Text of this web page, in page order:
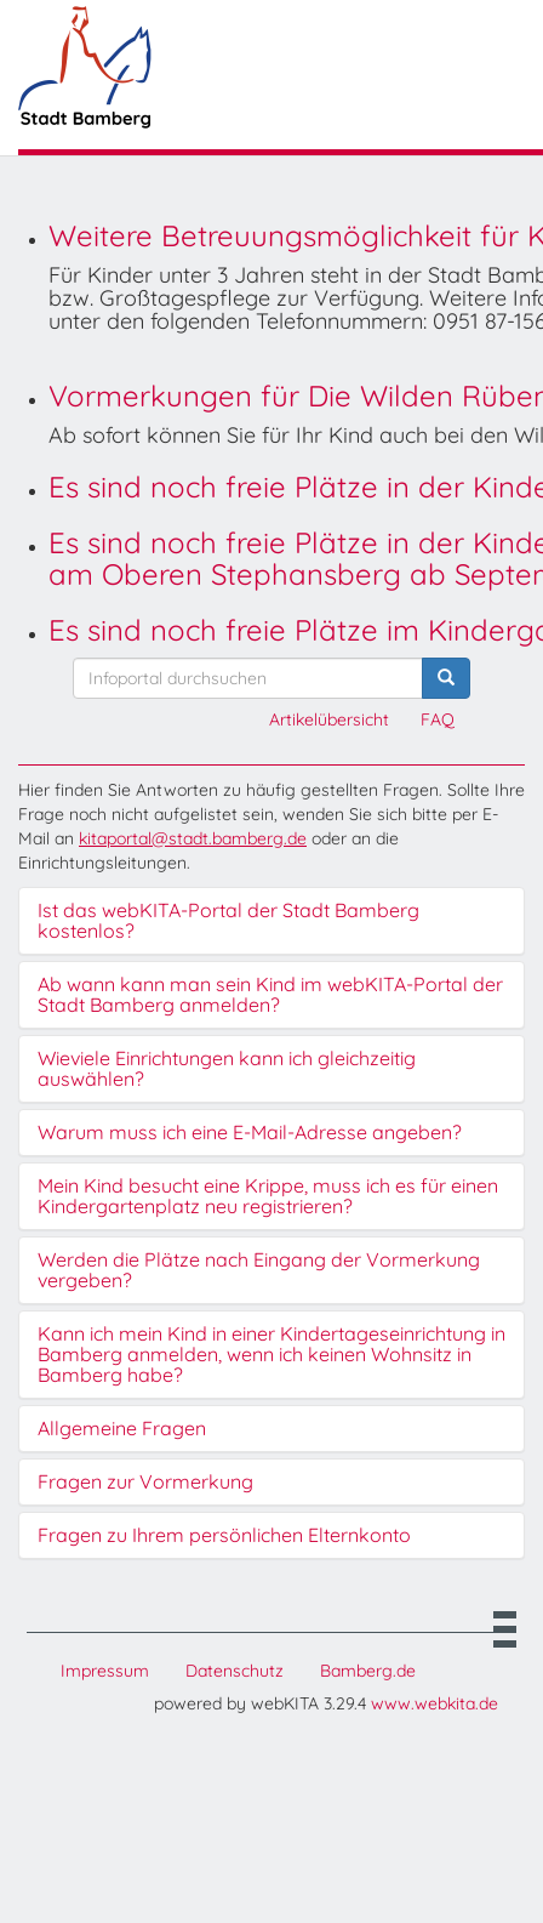
Weitere Betreuungsmöglichkeit für
Für Kinder unter 3 Jahren steht in der Stadt
bzw. Großtagespflege zur Verfügung. Weitere
unter den folgenden Telefonnummern: 0951 87-
Vormerkungen für Die Wilden
Ab sofort können Sie für Ihr Kind auch bei den
Es sind noch freie Plätze in der
Es sind noch freie Plätze in der
am Oberen Stephansberg ab
Es sind noch freie Plätze im
FAQ
Artikelübersicht
Hier finden Sie Antworten zu häufig gestellten Fragen. Sollte Ihre
Frage noch nicht aufgelistet sein, wenden Sie sich bitte per E-
Mail an kitaportal@stadt.bamberg.de oder an die
Einrichtungsleitungen.
Ist das webKITA-Portal der Stadt Bamberg
kostenlos?
Ab wann kann man sein Kind im webKITA-Portal der
Stadt Bamberg anmelden?
Wieviele Einrichtungen kann ich gleichzeitig
auswählen?
Warum muss ich eine E-Mail-Adresse angeben?
Mein Kind besucht eine Krippe, muss ich es für einen
Kindergartenplatz neu registrieren?
Werden die Plätze nach Eingang der Vormerkung
vergeben?
Kann ich mein Kind in einer Kindertageseinrichtung in
Bamberg anmelden, wenn ich keinen Wohnsitz in
Bamberg habe?
Allgemeine Fragen
Fragen zur Vormerkung
Fragen zu Ihrem persönlichen Elternkonto
Impressum Datenschutz
Bamberg.de
powered by webKITA 3.29.4 www.webkita.de